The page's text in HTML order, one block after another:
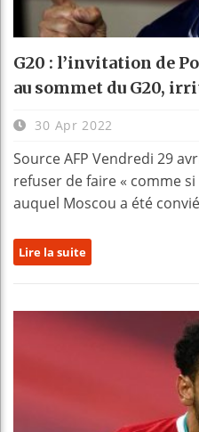
G20 : l’invitation de
au sommet du G20,
30 Apr 2022
Source AFP Vendredi 29
refuser de faire « comme si
auquel Moscou a été
Lire la suite